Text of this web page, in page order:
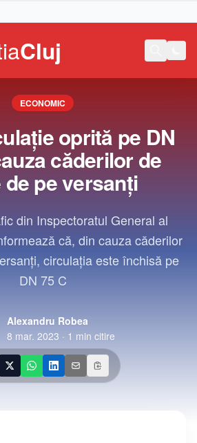
ECONOMIC
oprită pe DN
căderilor de
pe versanţi
din Inspectoratul General al
că, din cauza căderilor
circulaţia este închisă pe
DN 75 C
Alexandru Robea
8 mar. 2023 · 1 min citire